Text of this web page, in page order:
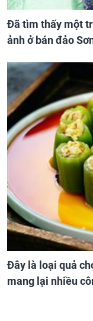
Đã tìm thấy một
ảnh ở bán đảo
Đây là loại quả
mang lại nhiều